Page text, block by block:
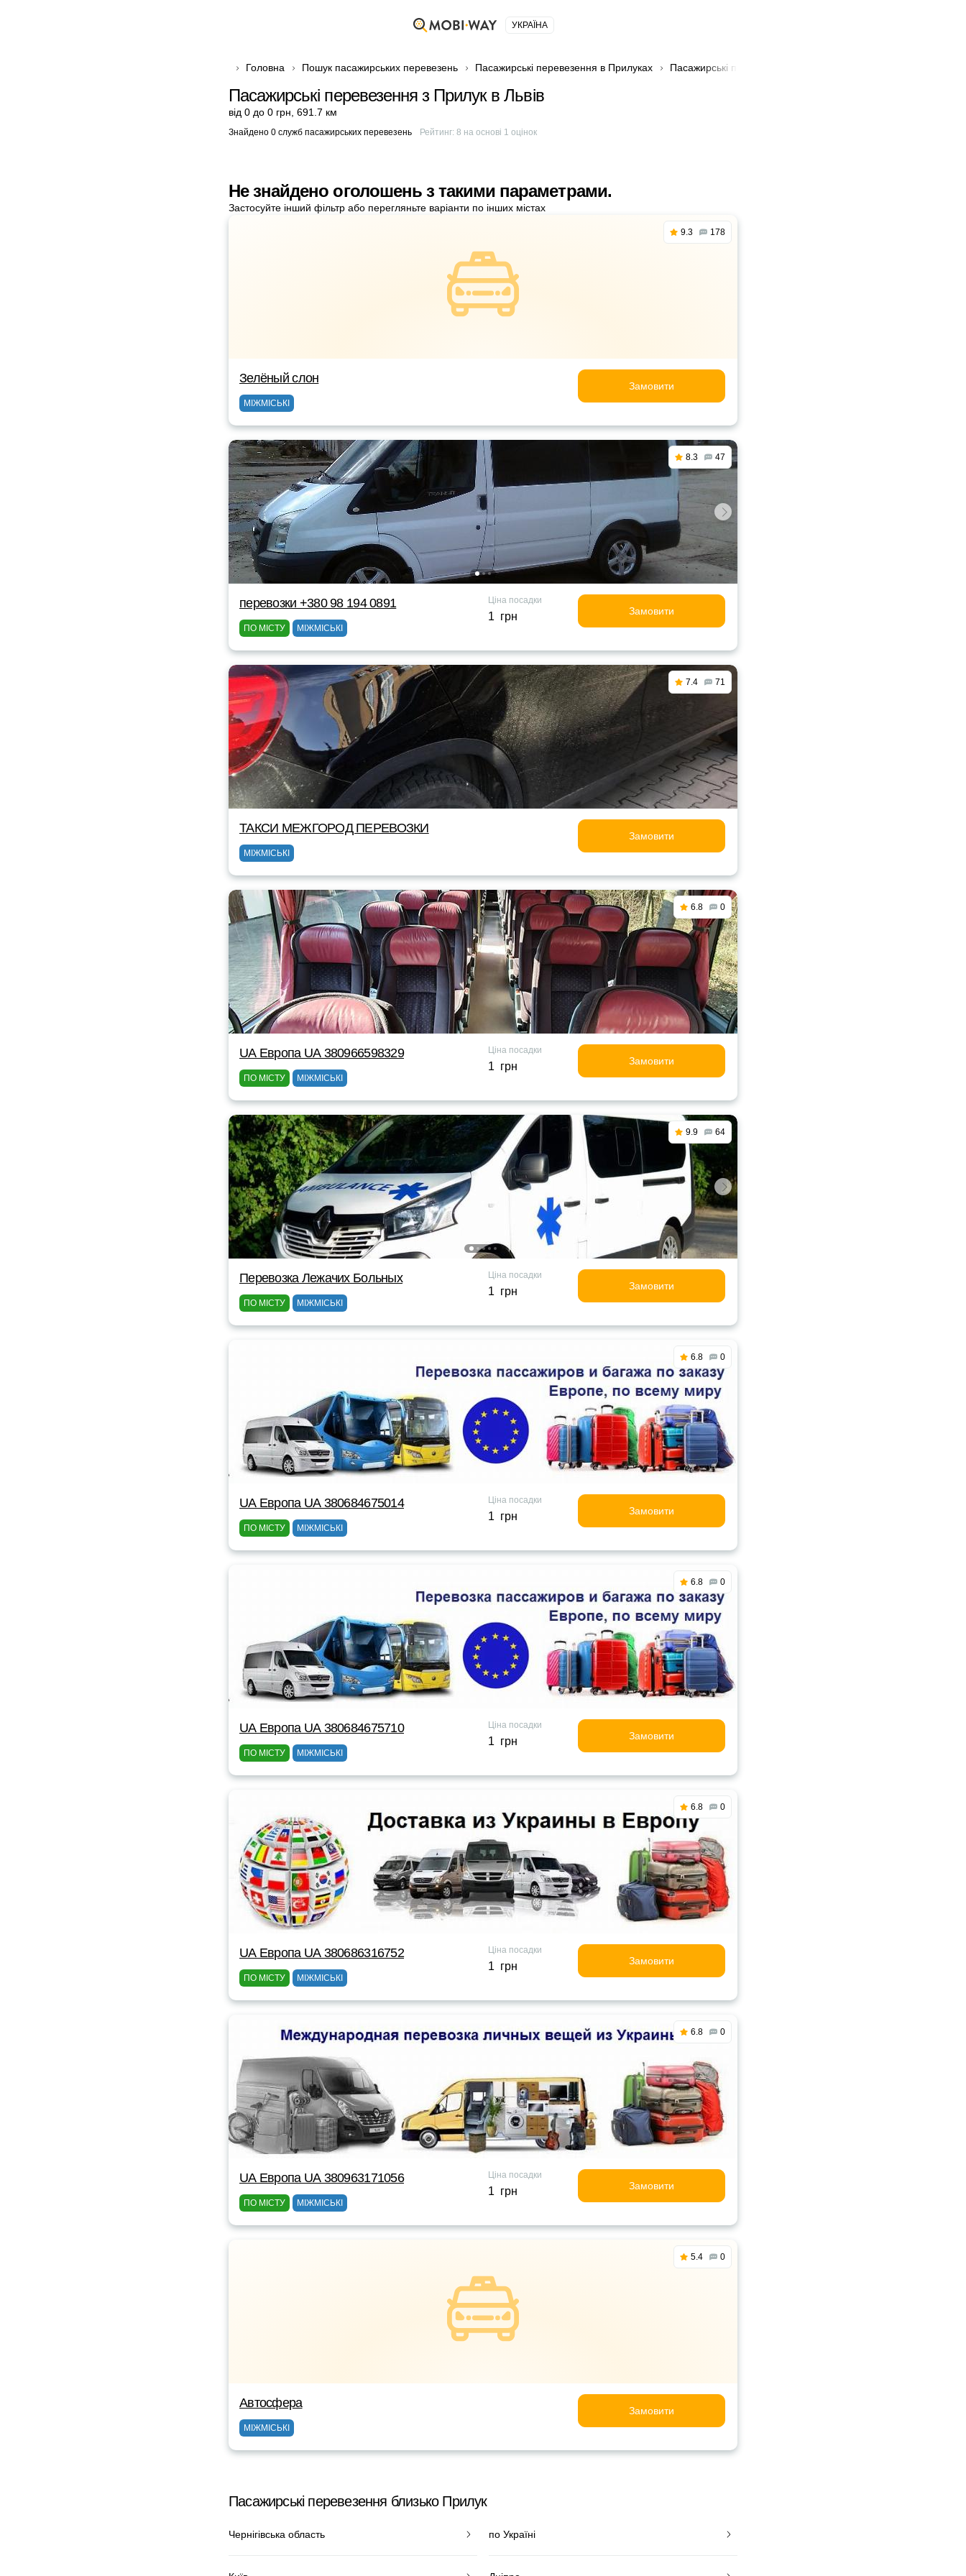
УКРАЇНА
Головна Пошук пасажирських перевезень Пасажирські перевезення в Прилуках Пасажирські перевезення з Прилук в Львів
Пасажирські перевезення з Прилук в Львів
від 0 до 0 грн 691.7 км
Знайдено 0 служб пасажирських перевезень Рейтинг: 8 на основі 1 оцінок
Не знайдено оголошень з такими параметрами.
Застосуйте інший фільтр або перегляньте варіанти по інших містах
9.3 178
Зелёный слон
МІЖМІСЬКІ
Замовити
8.3 47
перевозки +380 98 194 0891
ПО МІСТУ МІЖМІСЬКІ
Ціна посадки
1 грн Замовити
7.4 71
ТАКСИ МЕЖГОРОД ПЕРЕВОЗКИ
МІЖМІСЬКІ
Замовити
6.8 0
UА Европа UА 380966598329
ПО МІСТУ МІЖМІСЬКІ
Ціна посадки
1 грн Замовити
9.9 64
Перевозка Лежачих Больных
ПО МІСТУ МІЖМІСЬКІ
Ціна посадки
1 грн Замовити
6.8 0
UА Европа UА 380684675014
ПО МІСТУ МІЖМІСЬКІ
Ціна посадки
1 грн Замовити
6.8 0
UА Европа UА 380684675710
ПО МІСТУ МІЖМІСЬКІ
Ціна посадки
1 грн Замовити
6.8 0
UА Европа UА 380686316752
ПО МІСТУ МІЖМІСЬКІ
Ціна посадки
1 грн Замовити
6.8 0
UА Европа UА 380963171056
ПО МІСТУ МІЖМІСЬКІ
Ціна посадки
1 грн Замовити
5.4 0
Автосфера
МІЖМІСЬКІ
Замовити
Пасажирські перевезення близько Прилук
Чернігівська область по Україні